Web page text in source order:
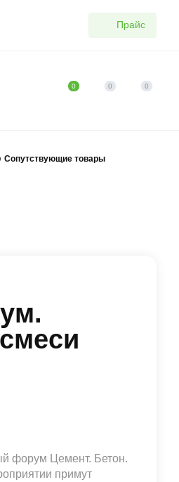
Прайс
0 0 0
Сопутствующие товары
форум Цемент. Бетон.
примут